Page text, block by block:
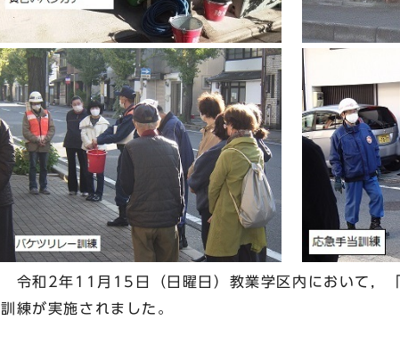
令和2年11月15日（日曜日）教業学区内において，
訓練が実施されました。